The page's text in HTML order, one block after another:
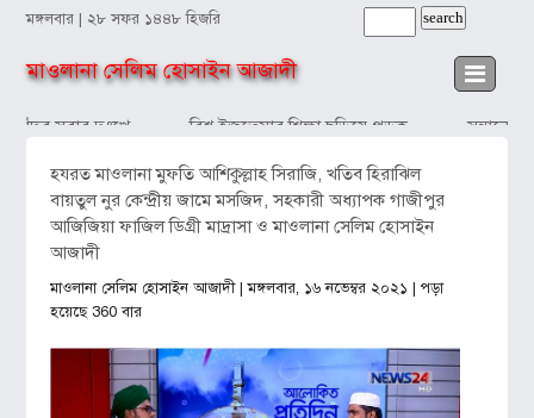
মঙ্গলবার | ২৮ সফর ১৪৪৮ হিজরি
মাওলানা সেলিম হোসাইন আজাদী
সবার দুঃখে বিশ্ব ইজতেমার শিক্ষা ছড়িয়ে পড়ুক সন্তানের
হযরত মাওলানা মুফতি আশিকুল্লাহ সিরাজি, খতিব হিরাঝিল
বায়তুল নুর কেন্দ্রীয় জামে মসজিদ, সহকারী অধ্যাপক গাজীপুর
আজিজিয়া ফাজিল ডিগ্রী মাদ্রাসা ও মাওলানা সেলিম হোসাইন
আজাদী
মাওলানা সেলিম হোসাইন আজাদী| মঙ্গলবার, ১৬ নভেম্বর ২০২১ | পড়া
হয়েছে 360 বার